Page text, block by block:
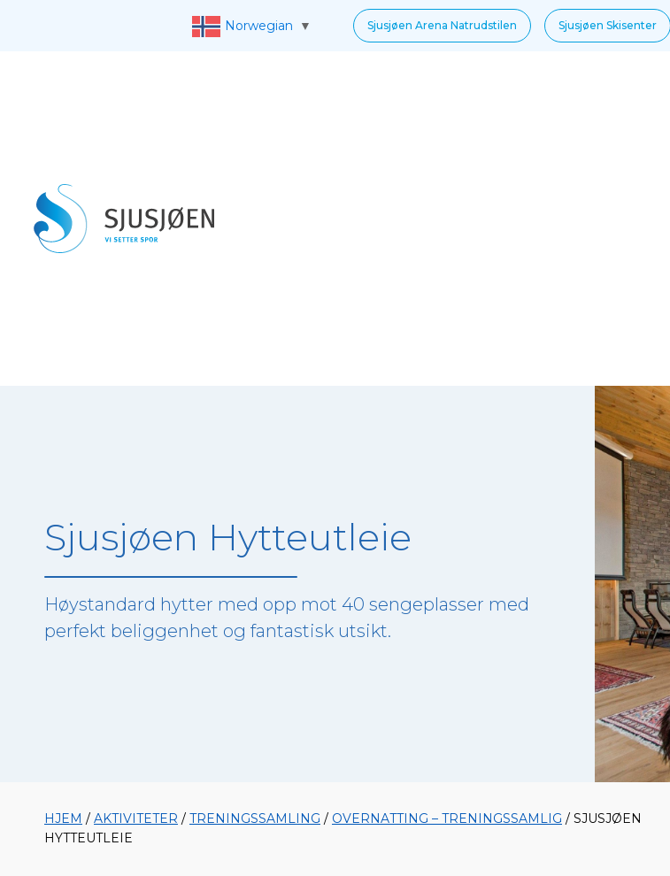
Norwegian ▼ Sjusjøen Arena Natrudstilen Sjusjøen Skisenter
Sjusjøen Hytteutleie
Høystandard hytter med opp mot 40 sengeplasser med
perfekt beliggenhet og fantastisk utsikt.
HJEM / AKTIVITETER / TRENINGSSAMLING / OVERNATTING – TRENINGSSAMLIG / SJUSJØEN
HYTTEUTLEIE